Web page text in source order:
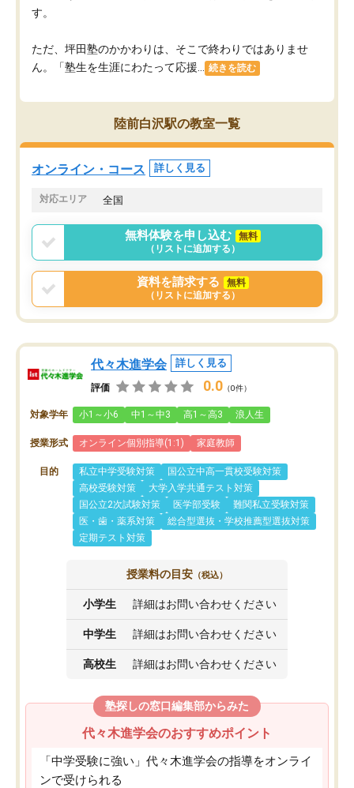
す。
ただ、坪田塾のかかわりは、そこで終わりではありませ
ん。「塾生を生涯にわたって応援...
続きを読む
陸前白沢駅の教室一覧
オンライン・コース 詳しく見る
対応エリア 全国
無料体験を申し込む
無料
（リストに追加する）
資料を請求する
無料
（リストに追加する）
代々木進学会 詳しく見る
評価 0.0 （0件）
対象学年 小1～小6 中1～中3 高1～高3 浪人生
授業形式 オンライン個別指導(1:1) 家庭教師
目的 私立中学受験対策
国公立中高一貫校受験対策
高校受験対策
大学入学共通テスト対策
国公立2次試験対策
医学部受験
難関私立受験対策
医・歯・薬系対策
総合型選抜・学校推薦型選抜対策
定期テスト対策
授業料の目安 （税込）
小学生 詳細はお問い合わせください
中学生 詳細はお問い合わせください
高校生 詳細はお問い合わせください
塾探しの窓口編集部からみた
代々木進学会のおすすめポイント
「中学受験に強い」代々木進学会の指導をオンライ
ンで受けられる